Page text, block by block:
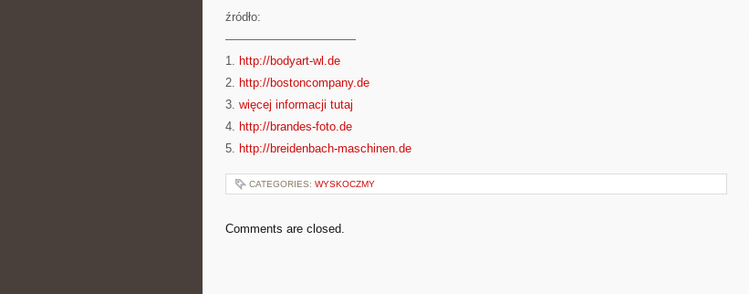
źródło:
———————————
1. http://bodyart-wl.de
2. http://bostoncompany.de
3. więcej informacji tutaj
4. http://brandes-foto.de
5. http://breidenbach-maschinen.de
CATEGORIES: WYSKOCZMY
Comments are closed.